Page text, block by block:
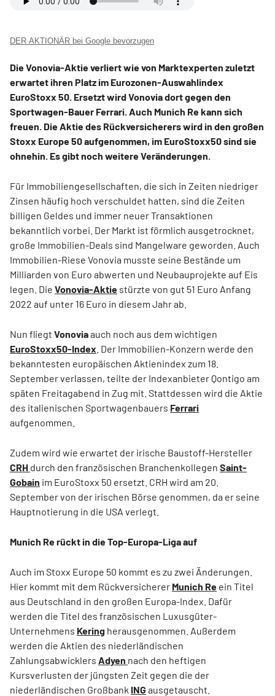
DER AKTIONÄR bei Google bevorzugen
Die Vonovia-Aktie verliert wie von Marktexperten zuletzt
erwartet ihren Platz im Eurozonen-Auswahlindex
EuroStoxx 50. Ersetzt wird Vonovia dort gegen den
Sportwagen-Bauer Ferrari. Auch Munich Re kann sich
freuen. Die Aktie des Rückversicherers wird in den großen
Stoxx Europe 50 aufgenommen, im EuroStoxx50 sind sie
ohnehin. Es gibt noch weitere Veränderungen.
Für Immobiliengesellschaften, die sich in Zeiten niedriger
Zinsen häufig hoch verschuldet hatten, sind die Zeiten
billigen Geldes und immer neuer Transaktionen
bekanntlich vorbei. Der Markt ist förmlich ausgetrocknet,
große Immobilien-Deals sind Mangelware geworden. Auch
Immobilien-Riese Vonovia musste seine Bestände um
Milliarden von Euro abwerten und Neubauprojekte auf Eis
legen. Die Vonovia-Aktie stürzte von gut 51 Euro Anfang
2022 auf unter 16 Euro in diesem Jahr ab.
Nun fliegt Vonoviaauch noch aus dem wichtigen
EuroStoxx50-Index . Der Immobilien-Konzern werde den
bekanntesten europäischen Aktienindex zum 18.
September verlassen, teilte der Indexanbieter Qontigo am
späten Freitagabend in Zug mit. Stattdessen wird die Aktie
des italienischen Sportwagenbauers Ferrari
aufgenommen.
Zudem wird wie erwartet der irische Baustoff-Hersteller
CRH durch den französischen Branchenkollegen Saint-
Gobain im EuroStoxx 50 ersetzt. CRH wird am 20.
September von der irischen Börse genommen, da er seine
Hauptnotierung in die USA verlegt.
Munich Re rückt in die Top-Europa-Liga auf
Auch im Stoxx Europe 50 kommt es zu zwei Änderungen.
Hier kommt mit dem Rückversicherer Munich Re ein Titel
aus Deutschland in den großen Europa-Index. Dafür
werden die Titel des französischen Luxusgüter-
Unternehmens Kering herausgenommen. Außerdem
werden die Aktien des niederländischen
Zahlungsabwicklers Adyen nach den heftigen
Kursverlusten der jüngsten Zeit gegen die der
niederländischen Großbank ING ausgetauscht.